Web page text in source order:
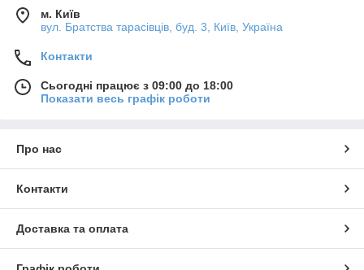
м. Київ
вул. Братства тарасівців, буд. 3, Київ, Україна
Контакти
Сьогодні працює з 09:00 до 18:00
Показати весь графік роботи
Про нас
Контакти
Доставка та оплата